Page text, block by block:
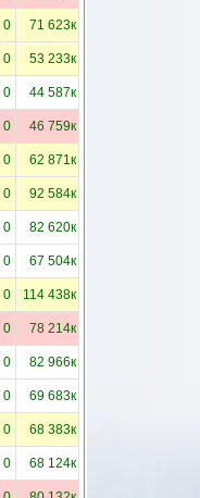
0 71 623к
0 53 233к
0 44 587к
0 46 759к
0 62 871к
0 92 584к
0 82 620к
0 67 504к
0 114 438к
0 78 214к
0 82 966к
0 69 683к
0 68 383к
0 68 124к